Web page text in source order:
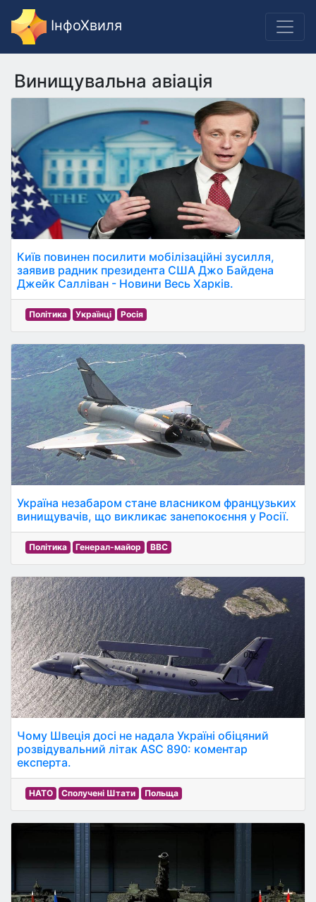
ІнфоХвиля
Винищувальна авіація
Київ повинен посилити мобілізаційні зусилля,
заявив радник президента США Джо Байдена
Джейк Салліван - Новини Весь Харків.
Політика Українці Росія
Україна незабаром стане власником французьких
винищувачів, що викликає занепокоєння у Росії.
Політика Генерал-майор BBC
Чому Швеція досі не надала Україні обіцяний
розвідувальний літак ASC 890: коментар
експерта.
НАТО Сполучені Штати Польща